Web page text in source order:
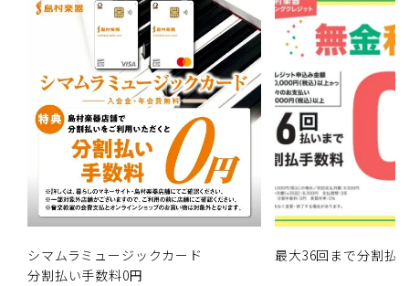
シマムラミュージックカード
分割払い手数料0円
最大36回まで分割払